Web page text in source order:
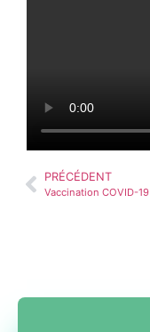
PRÉCÉDENT
Vaccination COVID-19